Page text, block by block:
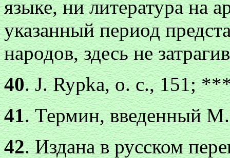
языке, ни литература на
указанный период
народов, здесь не
40. J. Rypka, о. с., 151;
41. Термин, введенный
42. Издана в русском